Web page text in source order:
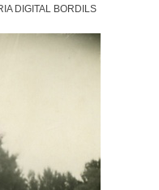
DIGITAL BORDILS